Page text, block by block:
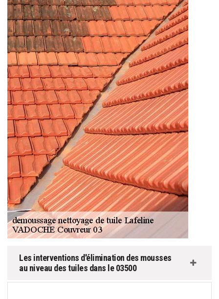
Les interventions d'élimination des mousses
au niveau des tuiles dans le 03500